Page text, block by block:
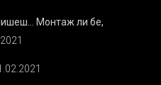
Монтаж ли бе,